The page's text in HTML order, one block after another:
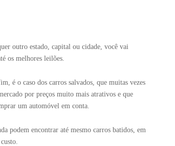
outro estado, capital ou cidade, você vai
os melhores leilões.
é o caso dos carros salvados, que muitas vezes
por preços muito mais atrativos e que
um automóvel em conta.
podem encontrar até mesmo carros batidos, em